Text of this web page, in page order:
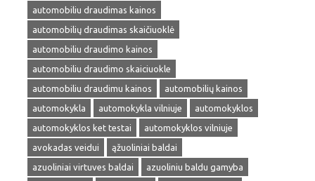
automobiliu draudimas kainos
automobilių draudimas skaičiuoklė
automobiliu draudimo kainos
automobiliu draudimo skaiciuokle
automobiliu draudimu kainos
automobilių kainos
automokykla
automokykla vilniuje
automokyklos
automokyklos ket testai
automokyklos vilniuje
avokadas veidui
ąžuoliniai baldai
azuoliniai virtuves baldai
azuoliniu baldu gamyba